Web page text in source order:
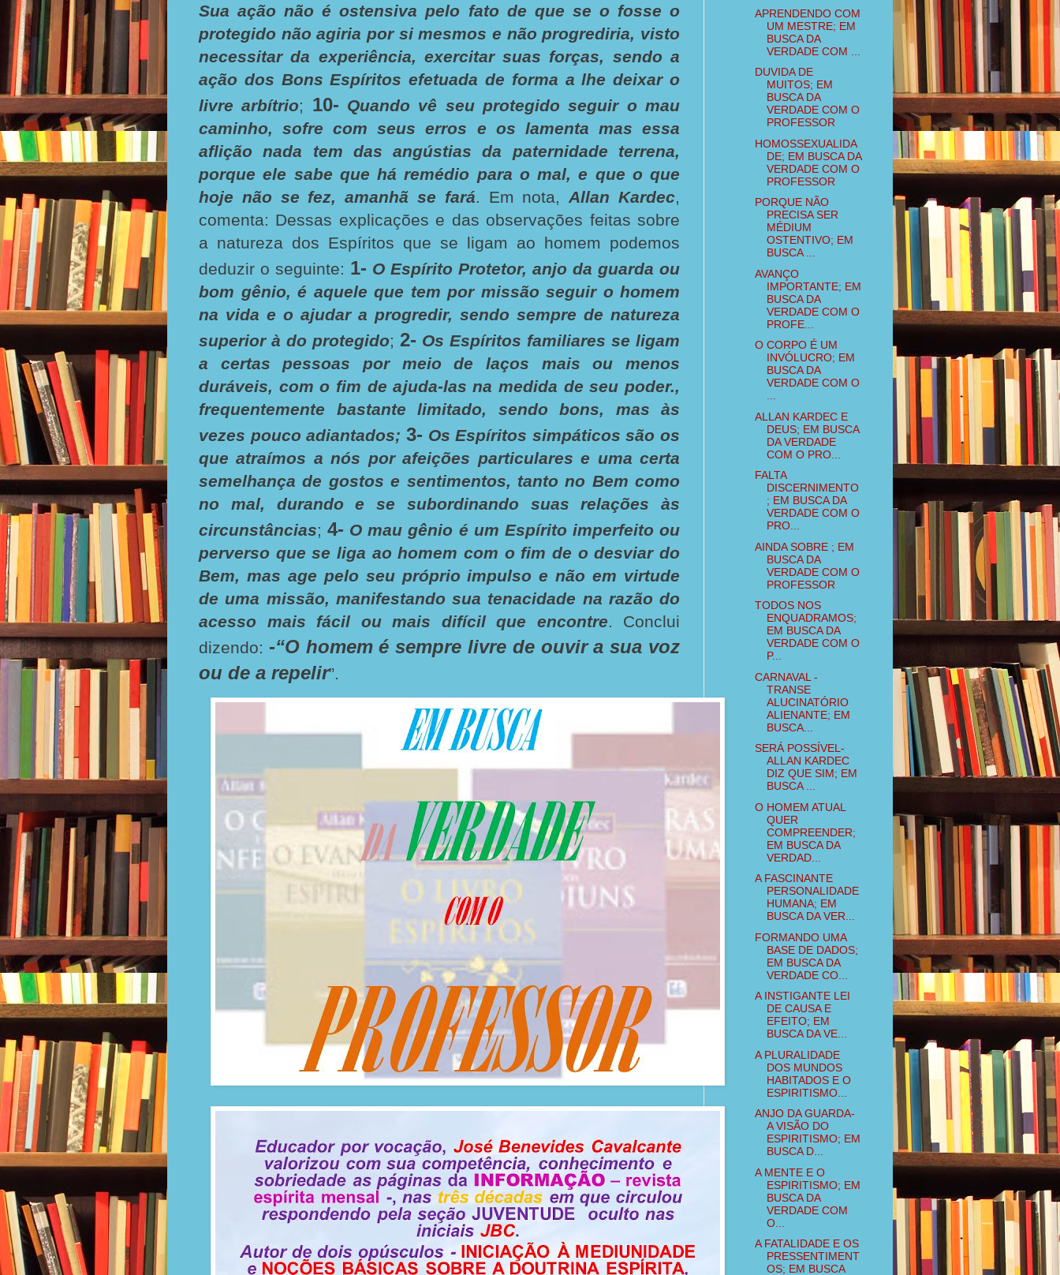
Sua ação não é ostensiva pelo fato de que se o fosse o
protegido não agiria por si mesmos e não progrediria, visto
necessitar da experiência, exercitar suas forças, sendo a
ação dos Bons Espíritos efetuada de forma a lhe deixar o
livre arbítrio; 10- Quando vê seu protegido seguir o mau
caminho, sofre com seus erros e os lamenta mas essa
aflição nada tem das angústias da paternidade terrena,
porque ele sabe que há remédio para o mal, e que o que
hoje não se fez, amanhã se fará. Em nota,Allan Kardec,
comenta: Dessas explicações e das observações feitas sobre
a natureza dos Espíritos que se ligam ao homem podemos
deduzir o seguinte: 1- O Espírito Protetor, anjo da guarda ou
bom gênio, é aquele que tem por missão seguir o homem
na vida e o ajudar a progredir, sendo sempre de natureza
superior à do protegido; 2- Os Espíritos familiares se ligam
a certas pessoas por meio de laços mais ou menos
duráveis, com o fim de ajuda-las na medida de seu poder.,
frequentemente bastante limitado, sendo bons, mas às
vezes pouco adiantados; 3- Os Espíritos simpáticos são os
que atraímos a nós por afeições particulares e uma certa
semelhança de gostos e sentimentos, tanto no Bem como
no mal, durando e se subordinando suas relações às
circunstâncias;4- O mau gênio é um Espírito imperfeito ou
perverso que se liga ao homem com o fim de o desviar do
Bem, mas age pelo seu próprio impulso e não em virtude
de uma missão, manifestando sua tenacidade na razão do
acesso mais fácil ou mais difícil que encontre. Conclui
dizendo: -“O homem é sempre livre de ouvir a sua voz
ou de a repelir”.
APRENDENDO COM
UM MESTRE; EM
BUSCA DA
VERDADE COM ...
DUVIDA DE
MUITOS; EM
BUSCA DA
VERDADE COM O
PROFESSOR
HOMOSSEXUALIDA
DE; EM BUSCA DA
VERDADE COM O
PROFESSOR
PORQUE NÃO
PRECISA SER
MÉDIUM
OSTENTIVO; EM
BUSCA ...
AVANÇO
IMPORTANTE; EM
BUSCA DA
VERDADE COM O
PROFE...
O CORPO É UM
INVÓLUCRO; EM
BUSCA DA
VERDADE COM O
...
ALLAN KARDEC E
DEUS; EM BUSCA
DA VERDADE
COM O PRO...
FALTA
DISCERNIMENTO
; EM BUSCA DA
VERDADE COM O
PRO...
AINDA SOBRE ; EM
BUSCA DA
VERDADE COM O
PROFESSOR
TODOS NOS
ENQUADRAMOS;
EM BUSCA DA
VERDADE COM O
P...
CARNAVAL -
TRANSE
ALUCINATÓRIO
ALIENANTE; EM
BUSCA...
SERÁ POSSÍVEL-
ALLAN KARDEC
DIZ QUE SIM; EM
BUSCA ...
O HOMEM ATUAL
QUER
COMPREENDER;
EM BUSCA DA
VERDAD...
A FASCINANTE
PERSONALIDADE
HUMANA; EM
BUSCA DA VER...
FORMANDO UMA
BASE DE DADOS;
EM BUSCA DA
VERDADE CO...
A INSTIGANTE LEI
DE CAUSA E
EFEITO; EM
BUSCA DA VE...
A PLURALIDADE
DOS MUNDOS
HABITADOS E O
ESPIRITISMO...
ANJO DA GUARDA-
A VISÃO DO
ESPIRITISMO; EM
BUSCA D...
A MENTE E O
ESPIRITISMO; EM
BUSCA DA
VERDADE COM
O...
A FATALIDADE E OS
PRESSENTIMENT
OS; EM BUSCA